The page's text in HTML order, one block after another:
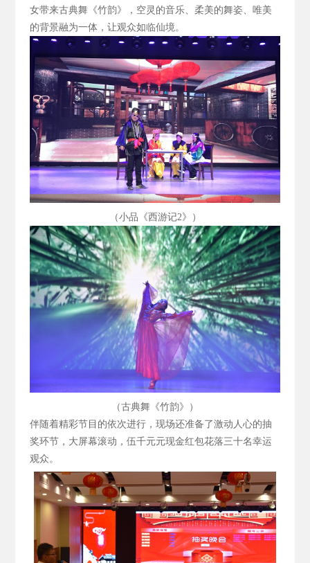
女带来古典舞《竹韵》，空灵的音乐、柔美的舞姿、唯美
的背景融为一体，让观众如临仙境。
（小品《西游记2》）
（古典舞《竹韵》）
伴随着精彩节目的依次进行，现场还准备了激动人心的抽
奖环节，大屏幕滚动，伍千元元现金红包花落三十名幸运
观众。